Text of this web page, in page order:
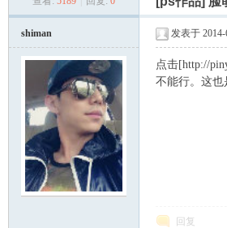
› ›
shiman 发表于 2014-
点击[http://
不能行。这
回复